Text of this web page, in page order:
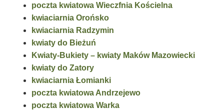
poczta kwiatowa Wieczfnia Kościelna
kwiaciarnia Orońsko
kwiaciarnia Radzymin
kwiaty do Bieżuń
Kwiaty-Bukiety – kwiaty Maków Mazowiecki
kwiaty do Zatory
kwiaciarnia Łomianki
poczta kwiatowa Andrzejewo
poczta kwiatowa Warka